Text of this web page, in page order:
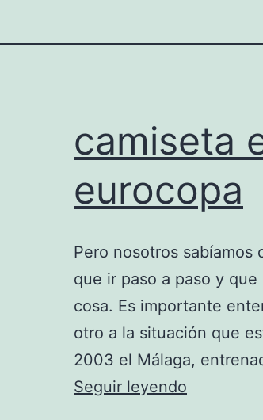
camiseta
eurocopa
Pero nosotros
que ir paso a paso y
cosa. Es importante
otro a la situación que
2003 el Málaga,
Seguir leyendo